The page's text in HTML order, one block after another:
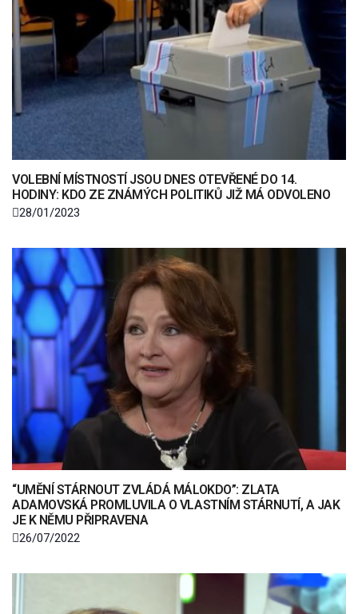
VOLEBNÍ MÍSTNOSTÍ JSOU DNES OTEVŘENÉ DO 14.
HODINY: KDO ZE ZNÁMÝCH POLITIKŮ JIŽ MÁ ODVOLENO
28/01/2023
“UMĚNÍ STÁRNOUT ZVLÁDÁ MÁLOKDO”: ZLATA
ADAMOVSKÁ PROMLUVILA O VLASTNÍM STÁRNUTÍ, A JAK
JE K NĚMU PŘIPRAVENA
26/07/2022